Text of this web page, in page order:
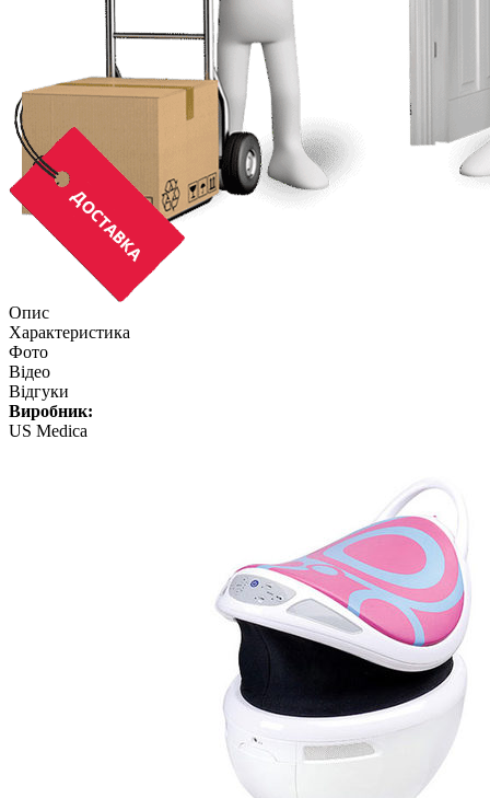
Опис
Характеристика
Фото
Відео
Відгуки
Виробник:
US Medica